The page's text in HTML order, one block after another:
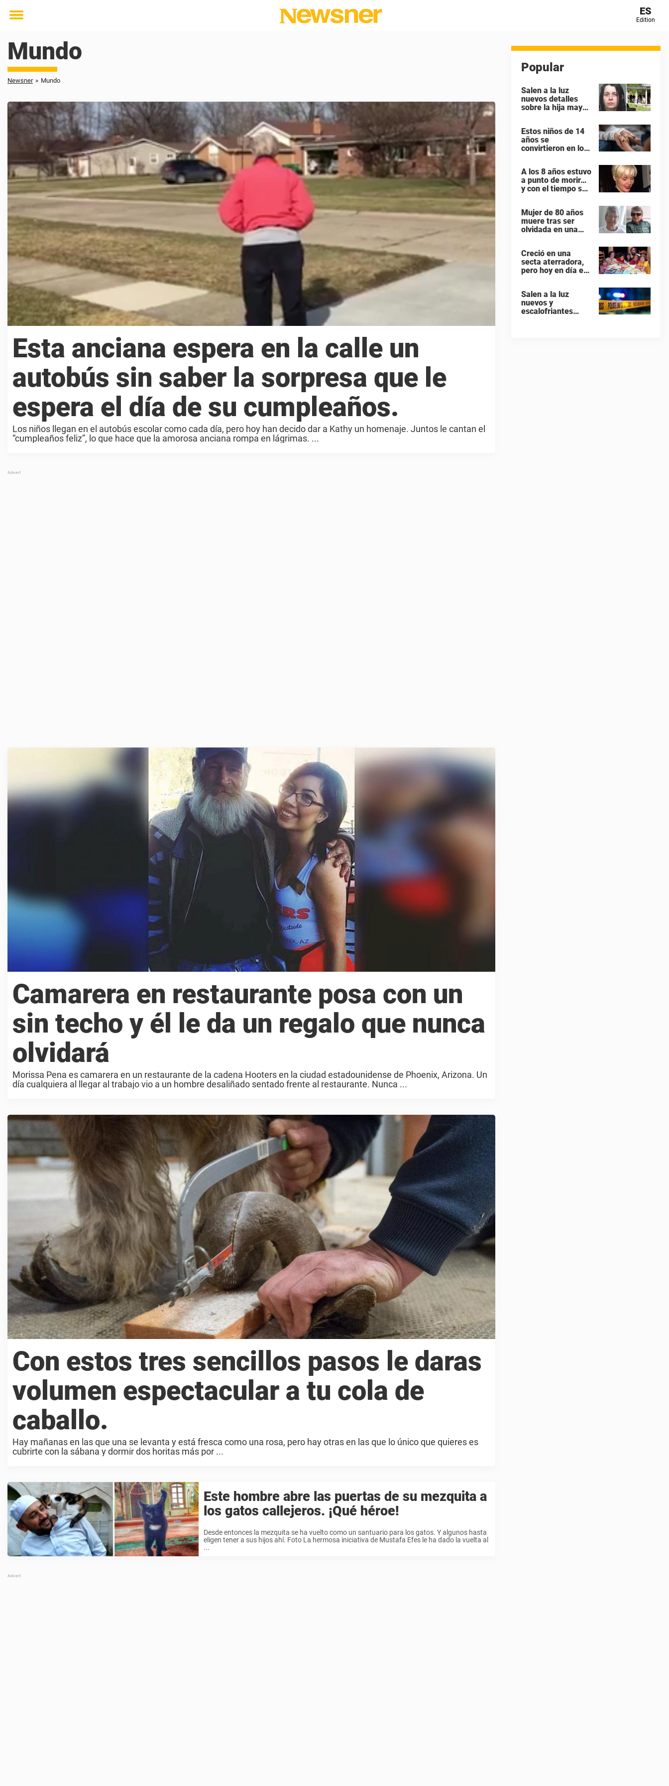
Toggle
ES
Edition
Mundo
Newsner » Mundo
Esta anciana espera en la calle un
autobús sin saber la sorpresa que le
espera el día de su cumpleaños.
Los niños llegan en el autobús escolar como cada día, pero hoy han decido dar a Kathy un homenaje. Juntos le cantan el
“cumpleaños feliz”, lo que hace que la amorosa anciana rompa en lágrimas. ...
Camarera en restaurante posa con un
sin techo y él le da un regalo que nunca
olvidará
Morissa Pena es camarera en un restaurante de la cadena Hooters en la ciudad estadounidense de Phoenix, Arizona. Un
día cualquiera al llegar al trabajo vio a un hombre desaliñado sentado frente al restaurante. Nunca ...
Con estos tres sencillos pasos le daras
volumen espectacular a tu cola de
caballo.
Hay mañanas en las que una se levanta y está fresca como una rosa, pero hay otras en las que lo único que quieres es
cubrirte con la sábana y dormir dos horitas más por ...
Este hombre abre las puertas de su mezquita a
los gatos callejeros. ¡Qué héroe!
Desde entonces la mezquita se ha vuelto como un santuario para los gatos. Y algunos hasta
eligen tener a sus hijos ahí. Foto La hermosa iniciativa de Mustafa Efes le ha dado la vuelta al
...
Popular
Salen a la luz
nuevos detalles
sobre la hija mayor
16 niños se
pudrieran como
«animales
Estos niños de 14
años se
convirtieron en los
A los 8 años estuvo
a punto de morir…
y con el tiempo se
poderosas de
Hollywood
Mujer de 80 años
muere tras ser
olvidada en una
viajaba
Creció en una
secta aterradora,
pero hoy en día es
ricos de Hollywood
Salen a la luz
nuevos y
escalofriantes